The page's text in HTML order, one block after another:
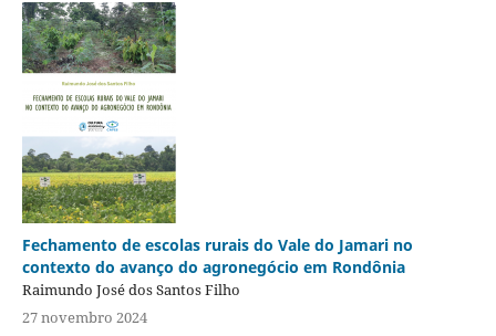
Fechamento de escolas rurais do Vale do Jamari no
contexto do avanço do agronegócio em Rondônia
Raimundo José dos Santos Filho
27 novembro 2024